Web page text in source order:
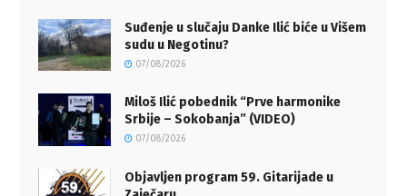
Suđenje u slučaju Danke Ilić biće u Višem
sudu u Negotinu?
07/08/2026
Miloš Ilić pobednik “Prve harmonike
Srbije – Sokobanja” (VIDEO)
07/08/2026
Objavljen program 59. Gitarijade u